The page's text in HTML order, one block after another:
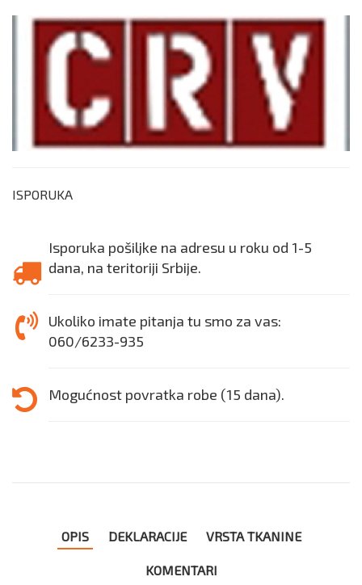
ISPORUKA
Isporuka pošiljke na adresu u roku od 1-5
dana, na teritoriji Srbije.
Ukoliko imate pitanja tu smo za vas:
060/6233-935
Mogućnost povratka robe (15 dana).
OPIS DEKLARACIJE VRSTA TKANINE
KOMENTARI